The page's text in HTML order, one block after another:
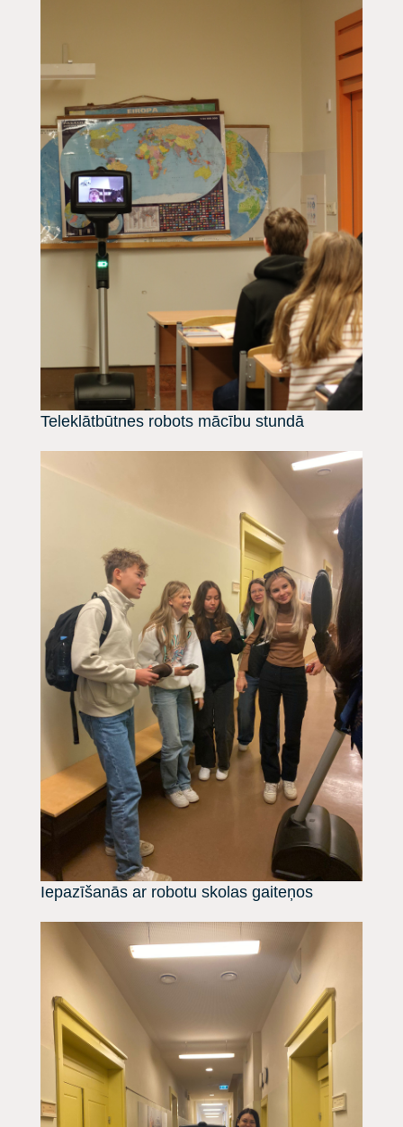
Teleklātbūtnes robots mācību stundā
Iepazīšanās ar robotu skolas gaiteņos